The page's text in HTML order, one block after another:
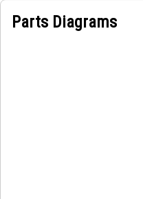
Parts Diagrams